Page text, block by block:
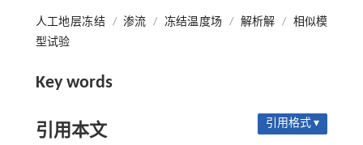
人工地层冻结 / 渗流 / 冻结温度场 / 解析解 / 相似模
型试验
Key words
引用本文 引用格式 ▾